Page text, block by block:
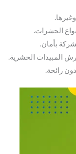
الحشرات.
بأمان.
رش المبيدات الحشرية.
رائحة.